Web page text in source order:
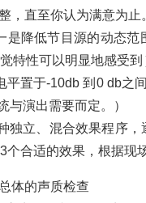
，直至你认为满意为止
降低节目源的动态
特性可以明显地感受
置于-10db 到0 db之
与演出需要而定。）
立、混合效果程序
合适的效果，根据现
体的声质检查